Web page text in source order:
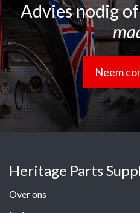
Advies nodig
Neem
Heritage Parts
Over ons